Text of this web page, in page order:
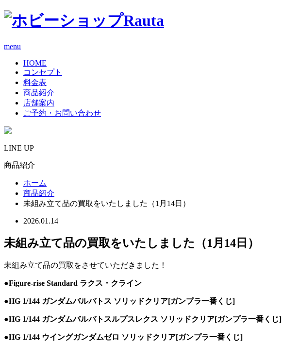
menu
HOME
コンセプト
料金表
商品紹介
店舗案内
ご予約・お問い合わせ
LINE UP
商品紹介
ホーム
商品紹介
未組み立て品の買取をいたしました（1月14日）
2026.01.14
未組み立て品の買取をいたしました（1月14日）
未組み立て品の買取をさせていただきました！
●Figure-rise Standard ラクス・クライン
●HG 1/144 ガンダムバルバトス ソリッドクリア[ガンプラ一番くじ]
●HG 1/144 ガンダムバルバトスルプスレクス ソリッドクリア[ガンプラ一番くじ]
●HG 1/144 ウイングガンダムゼロ ソリッドクリア[ガンプラ一番くじ]